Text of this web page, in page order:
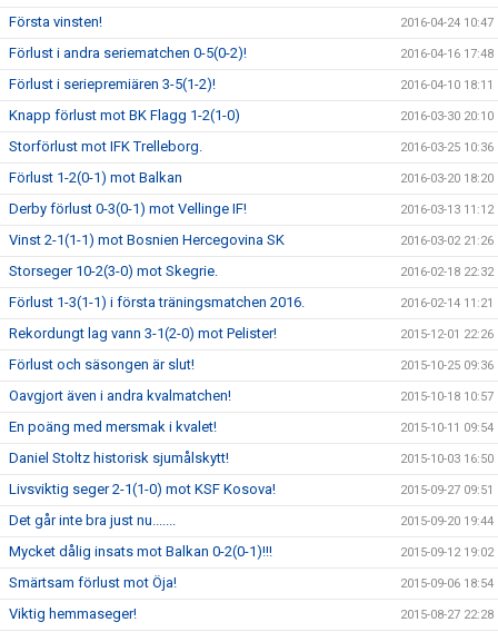
Första vinsten! 2016-04-24 10:47
Förlust i andra seriematchen 0-5(0-2)! 2016-04-16 17:48
Förlust i seriepremiären 3-5(1-2)! 2016-04-10 18:11
Knapp förlust mot BK Flagg 1-2(1-0) 2016-03-30 20:10
Storförlust mot IFK Trelleborg. 2016-03-25 10:36
Förlust 1-2(0-1) mot Balkan 2016-03-20 18:20
Derby förlust 0-3(0-1) mot Vellinge IF! 2016-03-13 11:12
Vinst 2-1(1-1) mot Bosnien Hercegovina SK 2016-03-02 21:26
Storseger 10-2(3-0) mot Skegrie. 2016-02-18 22:32
Förlust 1-3(1-1) i första träningsmatchen 2016. 2016-02-14 11:21
Rekordungt lag vann 3-1(2-0) mot Pelister! 2015-12-01 22:26
Förlust och säsongen är slut! 2015-10-25 09:36
Oavgjort även i andra kvalmatchen! 2015-10-18 10:57
En poäng med mersmak i kvalet! 2015-10-11 09:54
Daniel Stoltz historisk sjumålskytt! 2015-10-03 16:50
Livsviktig seger 2-1(1-0) mot KSF Kosova! 2015-09-27 09:51
Det går inte bra just nu....... 2015-09-20 19:44
Mycket dålig insats mot Balkan 0-2(0-1)!!! 2015-09-12 19:02
Smärtsam förlust mot Öja! 2015-09-06 18:54
Viktig hemmaseger! 2015-08-27 22:28